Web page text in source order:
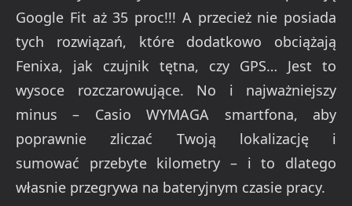
Google Fit aż 35 proc!!! A przecież nie posiada
tych rozwiązań, które dodatkowo obciążają
Fenixa, jak czujnik tętna, czy GPS… Jest to
wysoce rozczarowujące. No i najważniejszy
minus – Casio WYMAGA smartfona, aby
poprawnie zliczać Twoją lokalizację i
sumować przebyte kilometry – i to dlatego
własnie przegrywa na bateryjnym czasie pracy.